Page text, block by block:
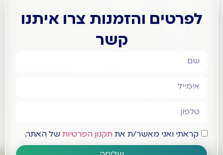
לפרטים והזמנות צרו איתנו
קשר
קראתי ואני מאשר/ת אתתקנון הפרטיותשל האתר.